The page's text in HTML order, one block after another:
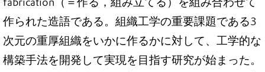
作られた造語である。組織工学の重要課題である3
次元の重厚組織をいかに作るかに対して、工学的な
構築手法を開発して実現を目指す研究が始まった。